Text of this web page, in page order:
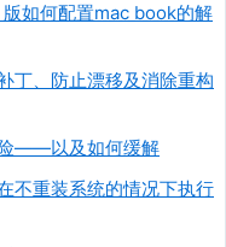
如何配置mac book的解
丁、防止漂移及消除重构
——以及如何缓解
不重装系统的情况下执行